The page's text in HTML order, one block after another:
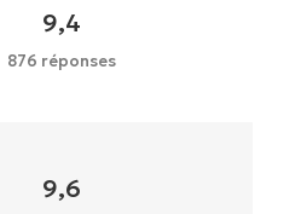
9,4
876 réponses
9,6